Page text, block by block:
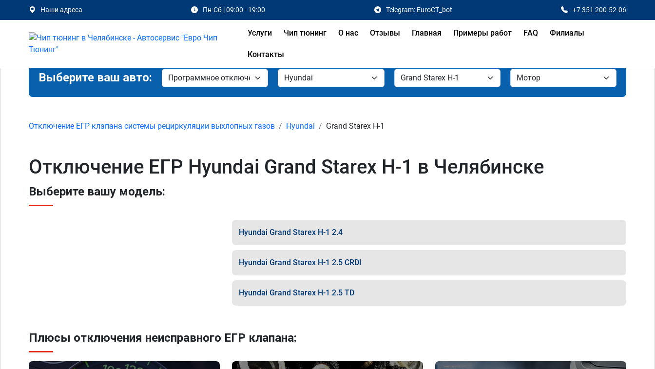
Наши адреса Пн-Сб | 09:00 - 19:00 Telegram: EuroCT_bot +7 351 200-52-06
Услуги Чип тюнинг О нас Отзывы Главная Примеры работ FAQ Филиалы
Контакты
Выберите ваш авто:
Отключение ЕГР клапана системы рециркуляции выхлопных газов Hyundai Grand Starex H-1
Отключение ЕГР Hyundai Grand Starex H-1 в Челябинске
Выберите вашу модель:
Hyundai Grand Starex H-1 2.4
Hyundai Grand Starex H-1 2.5 CRDI
Hyundai Grand Starex H-1 2.5 TD
Плюсы отключения неисправного ЕГР клапана: